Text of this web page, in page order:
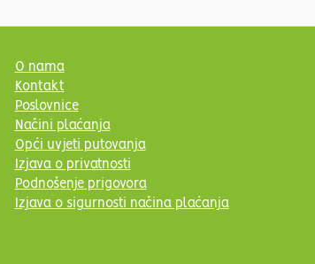
O nama
Kontakt
Poslovnice
Načini plaćanja
Opći uvjeti putovanja
Izjava o privatnosti
Podnošenje prigovora
Izjava o sigurnosti načina plaćanja